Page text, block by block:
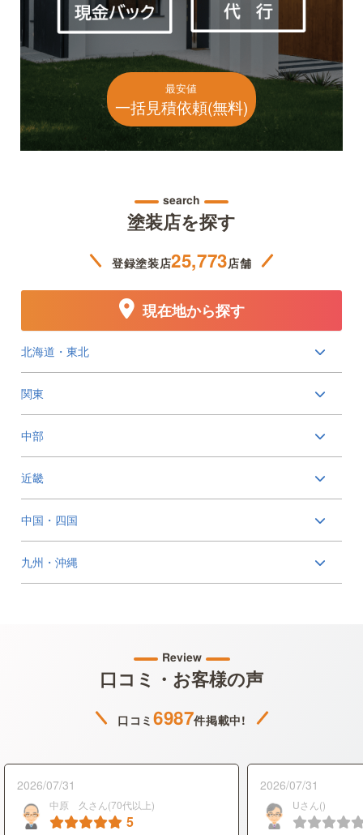
最安値
一括見積依頼(無料)
search
塗装店を探す
登録塗装店25,773店舗
北海道・東北
関東
中部
近畿
中国・四国
九州・沖縄
現在地から探す
Review
口コミ・お客様の声
口コミ6987件掲載中!
2026/07/31
中原 久さん(70代以上)
5
2026/07/31
Uさん()